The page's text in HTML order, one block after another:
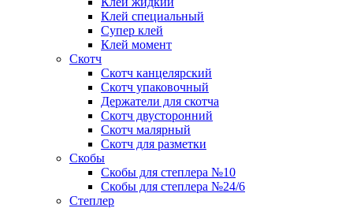
Клей специальный
Супер клей
Клей момент
Скотч
Скотч канцелярский
Скотч упаковочный
Держатели для скотча
Скотч двусторонний
Скотч малярный
Скотч для разметки
Скобы
Скобы для степлера №10
Скобы для степлера №24/6
Степлер